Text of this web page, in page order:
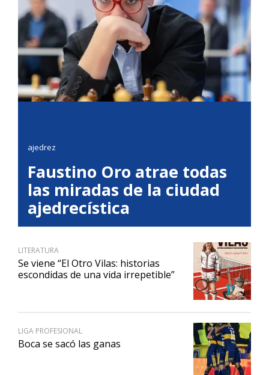
ajedrez
Faustino Oro atrae todas
las miradas de la ciudad
ajedrecística
LITERATURA
Se viene “El Otro Vilas: historias
escondidas de una vida irrepetible”
LIGA PROFESIONAL
Boca se sacó las ganas